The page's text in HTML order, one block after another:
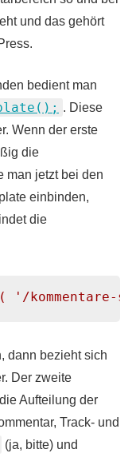
und das gehört
bedient man
. Diese
Wenn der erste
die
man jetzt bei den
einbinden,
die
'/
dann bezieht sich
Der zweite
Aufteilung der
Track- und
(ja, bitte) und